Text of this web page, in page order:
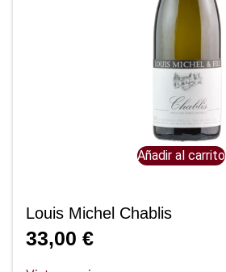
Añadir al carrito
Louis Michel Chablis
33,00 €